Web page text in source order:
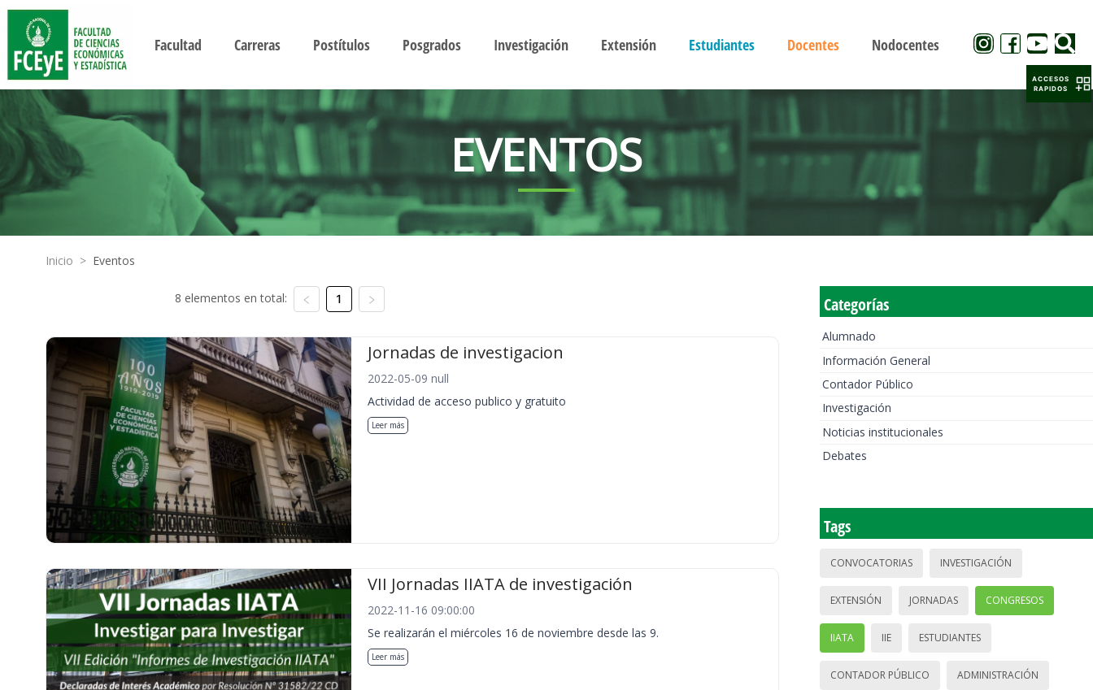
Facultad Carreras Postítulos Posgrados Investigación Extensión Estudiantes Docentes Nodocentes
EVENTOS
Inicio > Eventos
8 elementos en total: 1
Jornadas de investigacion
2022-05-09 null
Actividad de acceso publico y gratuito
Leer más
VII Jornadas IIATA de investigación
2022-11-16 09:00:00
Se realizarán el miércoles 16 de noviembre desde las 9.
Leer más
Categorías
Alumnado
Información General
Contador Público
Investigación
Noticias institucionales
Debates
Tags
CONVOCATORIAS INVESTIGACIÓN
EXTENSIÓN JORNADAS CONGRESOS
IIATA IIE ESTUDIANTES
CONTADOR PÚBLICO ADMINISTRACIÓN
ACCESOS
RAPIDOS